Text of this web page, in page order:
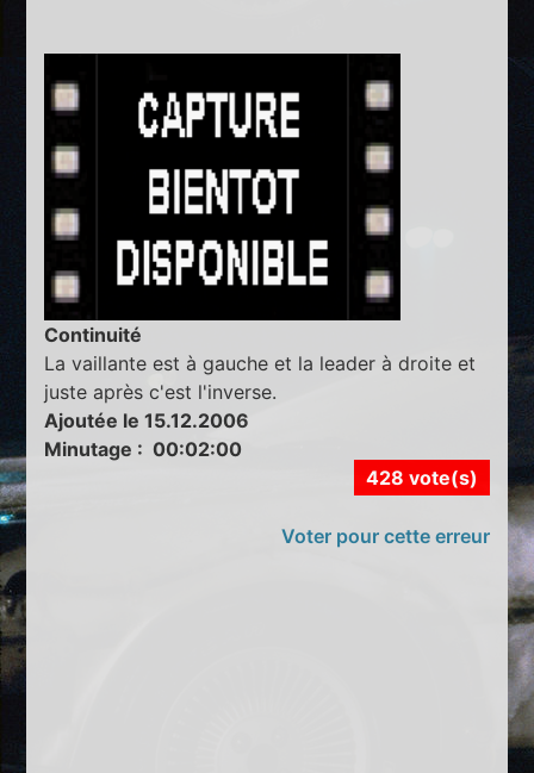
Continuité
La vaillante est à gauche et la leader à droite et
juste après c'est l'inverse.
Ajoutée le 15.12.2006
Minutage : 00:02:00
428 vote(s)
Voter pour cette erreur